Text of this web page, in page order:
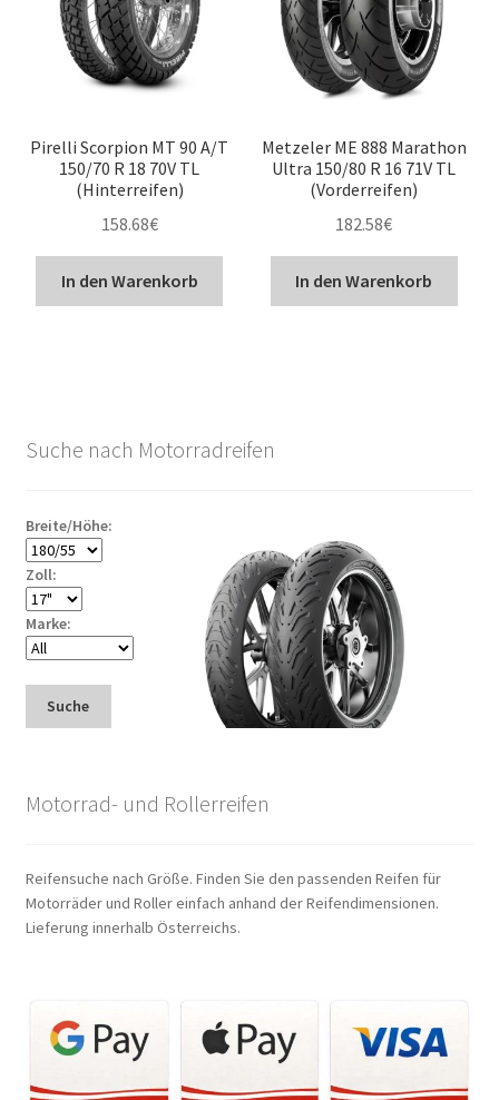
Pirelli Scorpion MT 90 A/T
150/70 R 18 70V TL
(Hinterreifen)
158.68€
In den Warenkorb
Metzeler ME 888 Marathon
Ultra 150/80 R 16 71V TL
(Vorderreifen)
182.58€
In den Warenkorb
Suche nach Motorradreifen
Breite/Höhe:
Zoll:
Marke:
Suche
Motorrad- und Rollerreifen
Reifensuche nach Größe. Finden Sie den passenden Reifen für
Motorräder und Roller einfach anhand der Reifendimensionen.
Lieferung innerhalb Österreichs.